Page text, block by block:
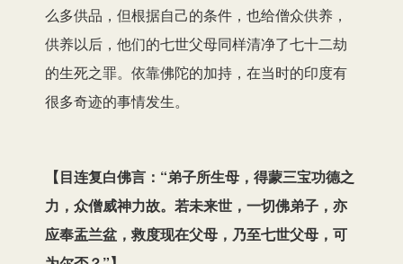
么多供品，但根据自己的条件，也给僧众供养，
供养以后，他们的七世父母同样清净了七十二劫
的生死之罪。依靠佛陀的加持，在当时的印度有
很多奇迹的事情发生。
【目连复白佛言：“弟子所生母，得蒙三宝功德之
力，众僧威神力故。若未来世，一切佛弟子，亦
应奉盂兰盆，救度现在父母，乃至七世父母，可